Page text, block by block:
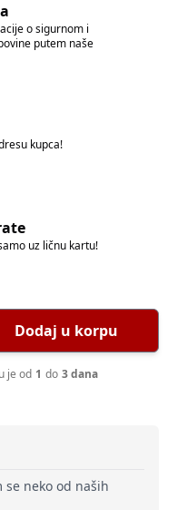
o sigurnom i
putem naše
kupca!
uz ličnu kartu!
Dodaj u korpu
je od 1 do 3 dana
se neko od naših